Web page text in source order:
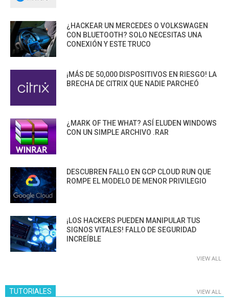
¿HACKEAR UN MERCEDES O VOLKSWAGEN
CON BLUETOOTH? SOLO NECESITAS UNA
CONEXIÓN Y ESTE TRUCO
¡MÁS DE 50,000 DISPOSITIVOS EN RIESGO! LA
BRECHA DE CITRIX QUE NADIE PARCHEÓ
¿MARK OF THE WHAT? ASÍ ELUDEN WINDOWS
CON UN SIMPLE ARCHIVO .RAR
DESCUBREN FALLO EN GCP CLOUD RUN QUE
ROMPE EL MODELO DE MENOR PRIVILEGIO
¡LOS HACKERS PUEDEN MANIPULAR TUS
SIGNOS VITALES! FALLO DE SEGURIDAD
INCREÍBLE
VIEW ALL
TUTORIALES VIEW ALL